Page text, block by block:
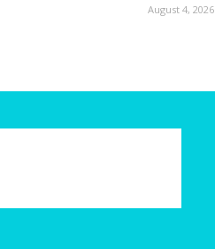
August 4, 2026